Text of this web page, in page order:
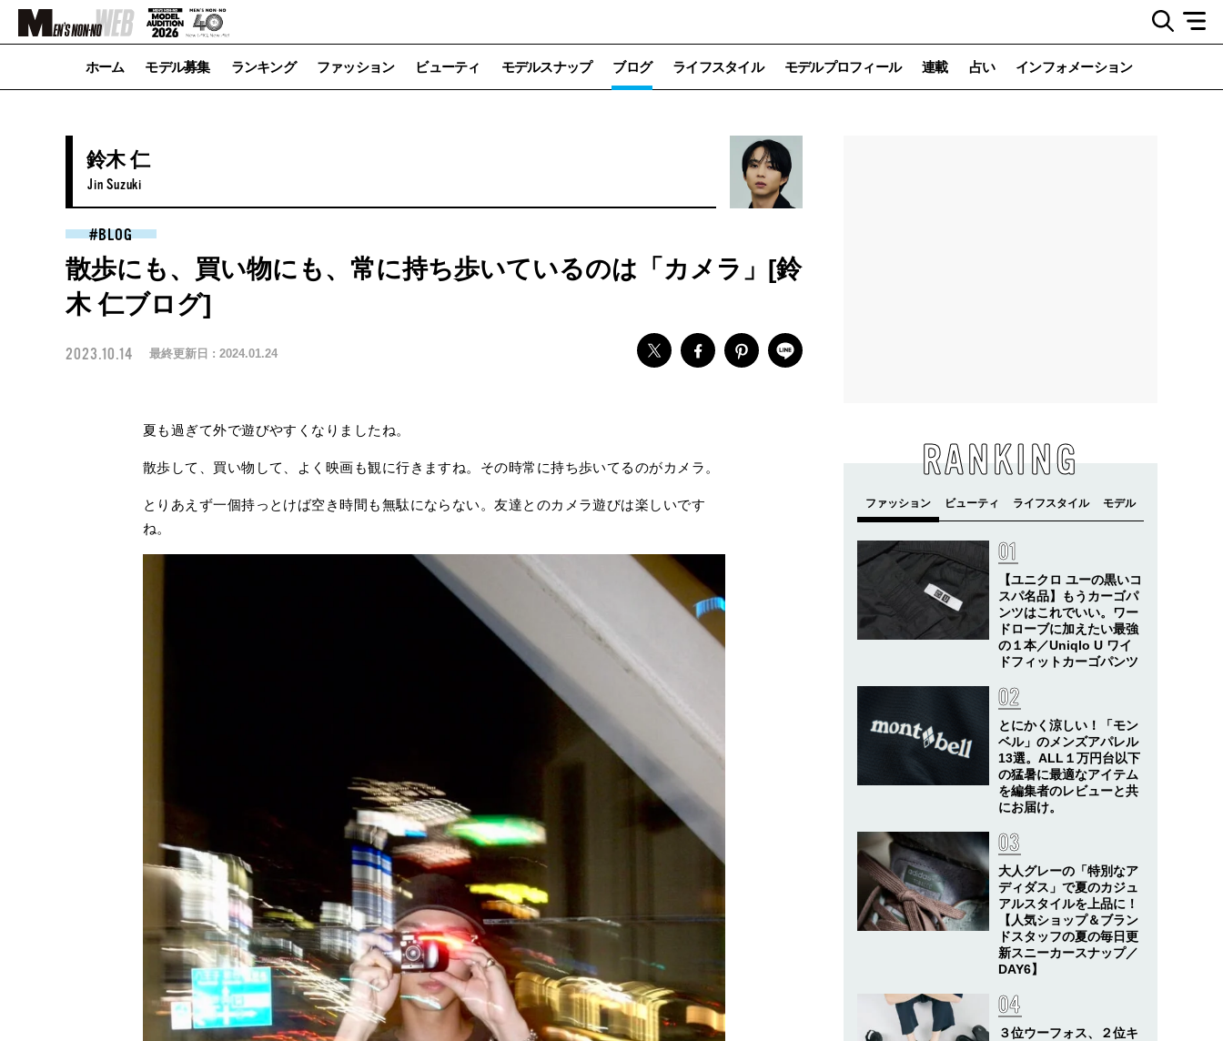
ホーム モデル募集 ランキング ファッション ビューティ モデルスナップ ブログ ライフスタイル モデルプロフィール 連載 占い インフォメーション
鈴木 仁
Jin Suzuki
BLOG
散歩にも、買い物にも、常に持ち歩いているのは「カメラ」[鈴
木 仁ブログ]
2023.10.14 最終更新日 : 2024.01.24
夏も過ぎて外で遊びやすくなりましたね。
散歩して、買い物して、よく映画も観に行きますね。その時常に持ち歩いてるのがカメラ。
とりあえず一個持っとけば空き時間も無駄にならない。友達とのカメラ遊びは楽しいです
ね。
RANKING
【ユニクロ ユーの黒いコ
スパ名品】もうカーゴパ
ンツはこれでいい。ワー
ドローブに加えたい最強
の１本／Uniqlo U ワイ
ドフィットカーゴパンツ
とにかく涼しい！「モン
ベル」のメンズアパレル
13選。ALL１万円台以下
の猛暑に最適なアイテム
を編集者のレビューと共
にお届け。
大人グレーの「特別なア
ディダス」で夏のカジュ
アルスタイルを上品に！
【人気ショップ＆ブラン
ドスタッフの夏の毎日更
新スニーカースナップ／
DAY6】
３位ウーフォス、２位キ